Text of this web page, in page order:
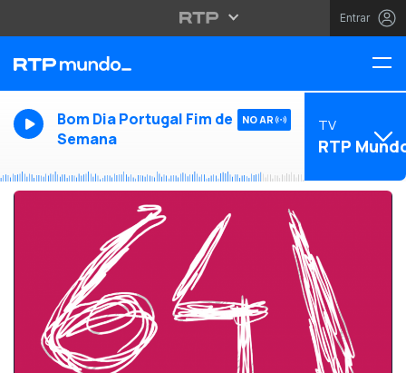
Entrar
Bom Dia Portugal Fim de
Semana
NO AR TV
RTP